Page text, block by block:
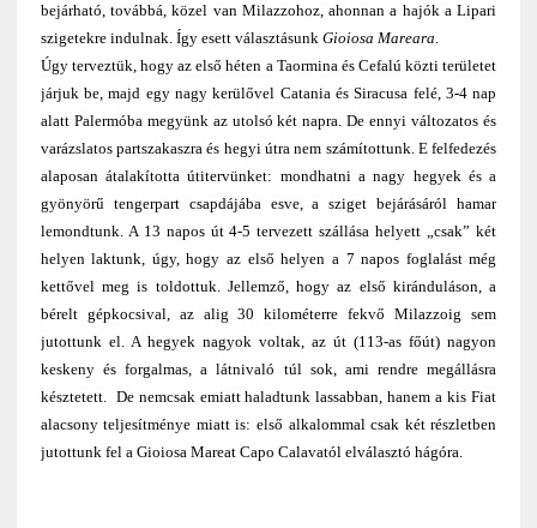
bejárható, továbbá, közel van Milazzohoz, ahonnan a hajók a Lipari
szigetekre indulnak. Így esett választásunk Gioiosa Mareara.
Úgy terveztük, hogy az első héten a Taormina és Cefalú közti területet
járjuk be, majd egy nagy kerülővel Catania és Siracusa felé, 3-4 nap
alatt Palermóba megyünk az utolsó két napra. De ennyi változatos és
varázslatos partszakaszra és hegyi útra nem számítottunk. E felfedezés
alaposan átalakította útitervünket: mondhatni a nagy hegyek és a
gyönyörű tengerpart csapdájába esve, a sziget bejárásáról hamar
lemondtunk. A 13 napos út 4-5 tervezett szállása helyett „csak” két
helyen laktunk, úgy, hogy az első helyen a 7 napos foglalást még
kettővel meg is toldottuk. Jellemző, hogy az első kiránduláson, a
bérelt gépkocsival, az alig 30 kilométerre fekvő Milazzoig sem
jutottunk el. A hegyek nagyok voltak, az út (113-as főút) nagyon
keskeny és forgalmas, a látnivaló túl sok, ami rendre megállásra
késztetett. De nemcsak emiatt haladtunk lassabban, hanem a kis Fiat
alacsony teljesítménye miatt is: első alkalommal csak két részletben
jutottunk fel a Gioiosa Mareat Capo Calavatól elválasztó hágóra.